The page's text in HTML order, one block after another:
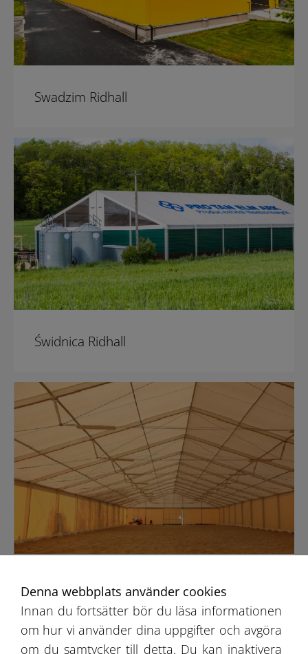
Swadzim Ridhall
Świdnica Ridhall
Solec Ridhall
Denna webbplats använder cookies
Innan du fortsätter bör du läsa informationen
om hur vi använder dina uppgifter och avgöra
om du samtycker till detta. Du kan inaktivera